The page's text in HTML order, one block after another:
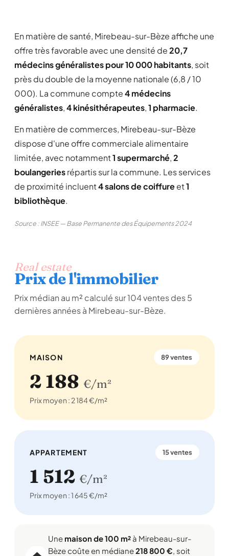
En matière de santé, Mirebeau-sur-Bèze affiche une
offre très favorable avec une densité de20,7
médecins généralistes pour 10 000 habitants, soit
près du double de la moyenne nationale (6,8 / 10
000). La commune compte4 médecins
généralistes,4 kinésithérapeutes,1 pharmacie.
En matière de commerces, Mirebeau-sur-Bèze
dispose d'une offre commerciale alimentaire
limitée, avec notamment1 supermarché,2
boulangeriesrépartis sur la commune. Les services
de proximité incluent4 salons de coiffureet1
bibliothèque.
Source : INSEE — Base Permanente des Équipements 2024
Real estate
Prix de l'immobilier
Prix médian au m² calculé sur 104 ventes des 5
dernières années à Mirebeau-sur-Bèze.
MAISON 89 ventes
2 188 €/m²
Prix moyen : 2 184 €/m²
APPARTEMENT 15 ventes
1 512 €/m²
Prix moyen : 1 645 €/m²
Une maison de 100 m² à Mirebeau-sur-
Bèze coûte en médiane218 800 €, soit